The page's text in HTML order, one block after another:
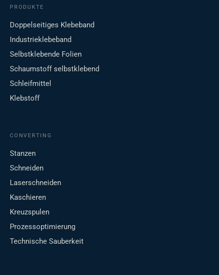
PRODUKTE
Doppelseitiges Klebeband
Industrieklebeband
Selbstklebende Folien
Schaumstoff selbstklebend
Schleifmittel
Klebstoff
CONVERTING
Stanzen
Schneiden
Laserschneiden
Kaschieren
Kreuzspulen
Prozessoptimierung
Technische Sauberkeit